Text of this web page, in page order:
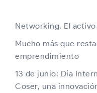
Networking. El
Mucho más que
emprendimiento
13 de junio: Día
Coser, una